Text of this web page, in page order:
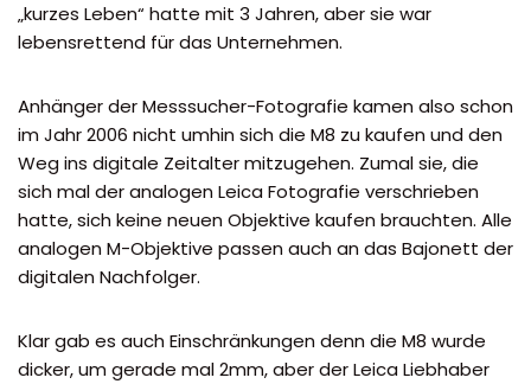
„kurzes Leben“ hatte mit 3 Jahren, aber sie war
lebensrettend für das Unternehmen.
Anhänger der Messsucher-Fotografie kamen also schon
im Jahr 2006 nicht umhin sich die M8 zu kaufen und den
Weg ins digitale Zeitalter mitzugehen. Zumal sie, die
sich mal der analogen Leica Fotografie verschrieben
hatte, sich keine neuen Objektive kaufen brauchten. Alle
analogen M-Objektive passen auch an das Bajonett der
digitalen Nachfolger.
Klar gab es auch Einschränkungen denn die M8 wurde
dicker, um gerade mal 2mm, aber der Leica Liebhaber